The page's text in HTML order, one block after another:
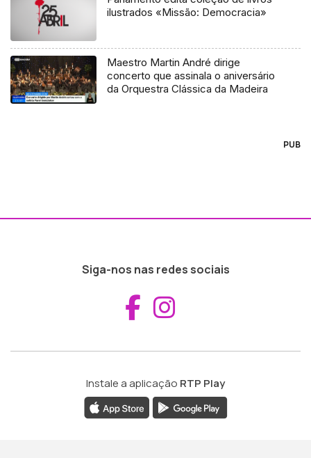
ilustrados «Missão: Democracia»
Maestro Martin André dirige
concerto que assinala o aniversário
da Orquestra Clássica da Madeira
PUB
Siga-nos nas redes sociais
Aceder ao
Instale a aplicação RTP Play